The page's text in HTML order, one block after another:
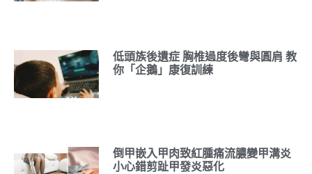
低頭族後遺症 胸椎過度後彎與圓肩 教
你「企鵝」康復訓練
倒甲嵌入甲肉致紅腫痛流膿變甲溝炎
小心錯剪趾甲發炎惡化